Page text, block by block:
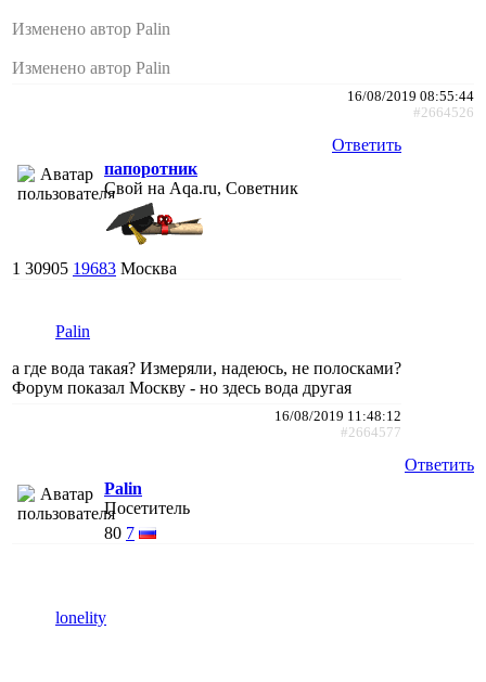
Изменено автор Palin
Изменено автор Palin
16/08/2019 08:55:44
#2664526
Ответить
папоротник
Свой на Aqa.ru, Советник
1 30905 19683 Москва
Palin
а где вода такая? Измеряли, надеюсь, не полосками?
Форум показал Москву - но здесь вода другая
16/08/2019 11:48:12
#2664577
Ответить
Palin
Посетитель
80 7
lonelity